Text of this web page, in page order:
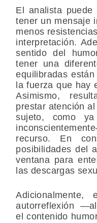
El analista
tener un mensaje
menos
interpretación.
sentido del
tener una
equilibradas
la fuerza que hay
Asimismo,
prestar atención
sujeto, como
recurso. En
posibilidades del
ventana para
las descargas
autorreflexión
el contenido